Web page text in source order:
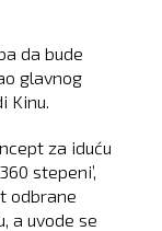
da bude
glavnog
Kinu.
za iduću
stepeni’,
odbrane
a uvode se